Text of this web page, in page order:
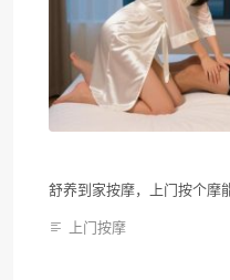
舒养到家按摩，上门按个摩
上门按摩